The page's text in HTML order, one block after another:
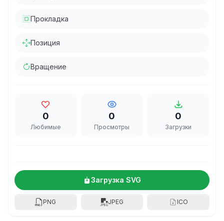
Прокладка
Позиция
Вращение
0
Любимые
0
Просмотры
0
Загрузки
Загрузка SVG
PNG JPEG ICO